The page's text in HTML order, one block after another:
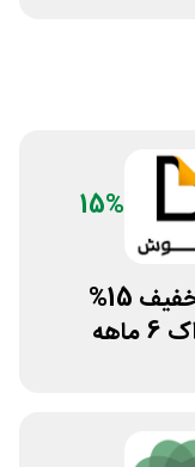
15%
کد تخفیف 15%
اشتراک 6 ماهه